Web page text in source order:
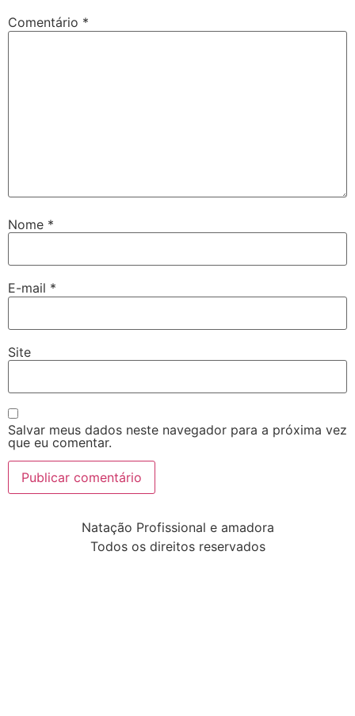
Comentário *
Nome *
E-mail *
Site
Salvar meus dados neste navegador para a próxima vez
que eu comentar.
Natação Profissional e amadora
Todos os direitos reservados